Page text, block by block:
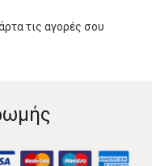
τις αγορές σου